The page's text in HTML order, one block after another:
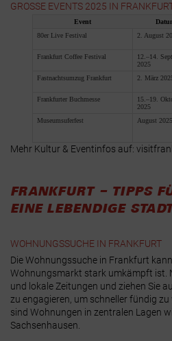
GROSSE EVENTS 2025 IN
Event
80er Live Festival
2. August
Frankfurt Coffee Festival
12.–14.
2025
Fastnachtsumzug Frankfurt
2. März
Frankfurter Buchmesse
15.–19.
2025
Museumsuferfest
August 2025
Mehr Kultur & Eventinfos auf:
FRANKFURT – TIPPS
EINE LEBENDIGE
WOHNUNGSSUCHE IN FRANKFURT
Die Wohnungssuche in Frankfurt
Wohnungsmarkt stark umkämpft ist.
und lokale Zeitungen und ziehen Sie
zu engagieren, um schneller fündig
sind Wohnungen in zentralen Lagen
Sachsenhausen.